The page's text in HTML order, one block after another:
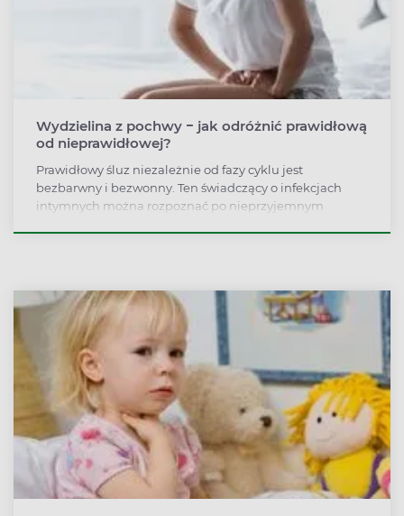
Wydzielina z pochwy − jak odróżnić prawidłową
od nieprawidłowej?
Prawidłowy śluz niezależnie od fazy cyklu jest
bezbarwny i bezwonny. Ten świadczący o infekcjach
intymnych można rozpoznać po nieprzyjemnym